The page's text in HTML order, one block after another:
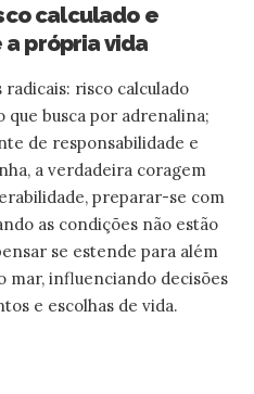
calculado e
própria vida
risco calculado
busca por adrenalina;
de responsabilidade e
a verdadeira coragem
preparar-se com
as condições não estão
se estende para além
mar, influenciando decisões
e escolhas de vida.